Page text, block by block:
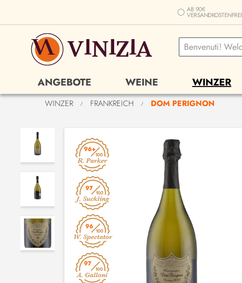
AB 90€
VERSANDKOSTENFREI
ANGEBOTE WEINE WINZER
WINZER / FRANKREICH / DOM PERIGNON
96+
97
96
97